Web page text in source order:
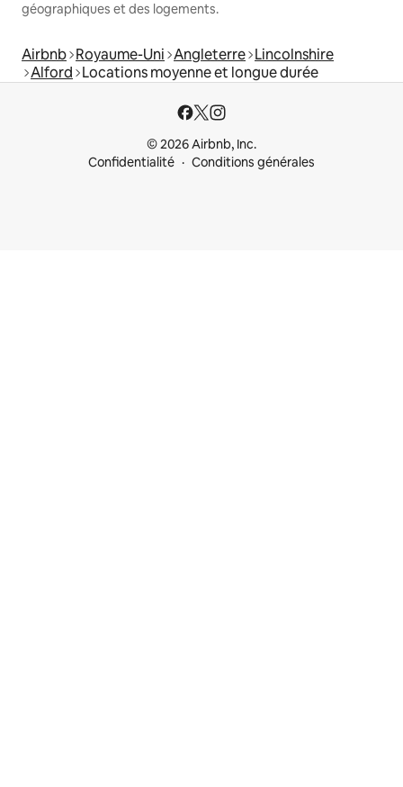
géographiques et des logements.
Airbnb Royaume-Uni Angleterre Lincolnshire
Alford Locations moyenne et longue durée
© 2026 Airbnb, Inc.
Confidentialité
Conditions générales